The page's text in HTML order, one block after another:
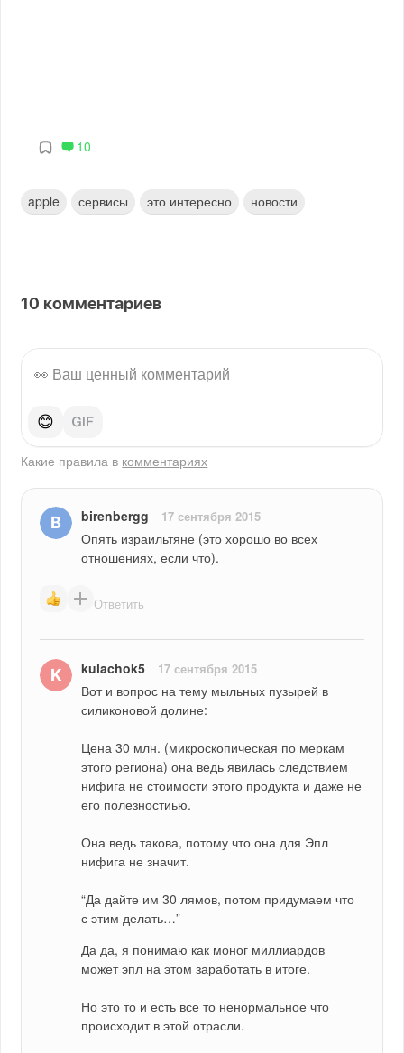
10
apple сервисы это интересно новости
10 комментариев
😊
Какие правила в комментариях
birenbergg 17 сентября 2015
Опять израильтяне (это хорошо во всех
отношениях, если что).
Ответить
kulachok5 17 сентября 2015
Вот и вопрос на тему мыльных пузырей в
силиконовой долине:
Цена 30 млн. (микроскопическая по меркам
этого региона) она ведь явилась следствием
нифига не стоимости этого продукта и даже не
его полезностиью.
Она ведь такова, потому что она для Эпл
нифига не значит.
“Да дайте им 30 лямов, потом придумаем что
с этим делать…”
Да да, я понимаю как моног миллиардов
может эпл на этом заработать в итоге.
Но это то и есть все то ненормальное что
происходит в этой отрасли.